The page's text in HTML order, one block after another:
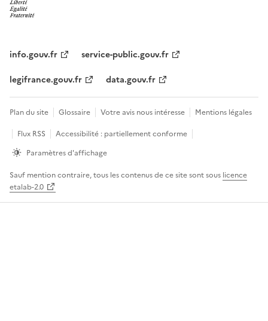
info.gouv.fr
service-public.gouv.fr
legifrance.gouv.fr
data.gouv.fr
Plan du site Glossaire Votre avis nous intéresse
Mentions légales
Flux RSS
Accessibilité : partiellement conforme
Paramètres d'affichage
Sauf mention contraire, tous les contenus de ce site sont sous licence
etalab-2.0